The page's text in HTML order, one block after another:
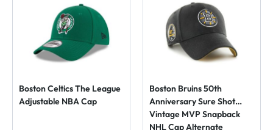
Boston Celtics The League
Adjustable NBA Cap
Boston Bruins 50th
Anniversary Sure Shot
Vintage MVP Snapback
NHL Cap Alternate